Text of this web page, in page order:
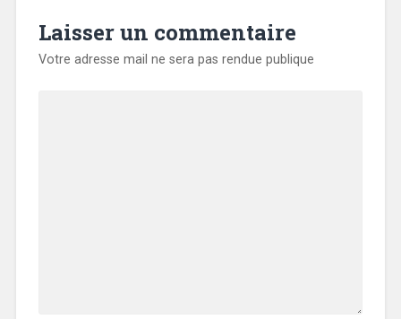
Laisser un commentaire
Votre adresse mail ne sera pas rendue publique